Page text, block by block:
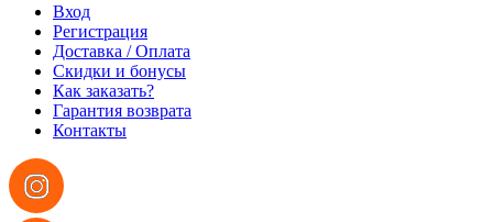
Вход
Регистрация
Доставка / Оплата
Скидки и бонусы
Как заказать?
Гарантия возврата
Контакты